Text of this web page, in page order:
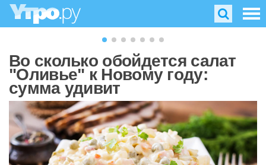
Во сколько обойдется салат
"Оливье" к Новому году:
сумма удивит